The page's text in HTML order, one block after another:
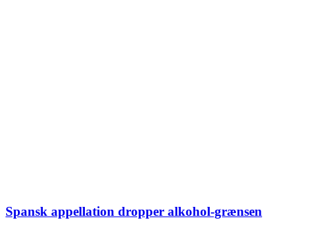
Spansk appellation dropper alkohol-grænsen